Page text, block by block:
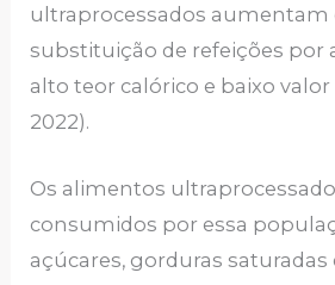
ultraprocessados aumentam
substituição de refeições por
alto teor calórico e baixo
2022).
Os alimentos
consumidos por essa
açúcares, gorduras saturadas